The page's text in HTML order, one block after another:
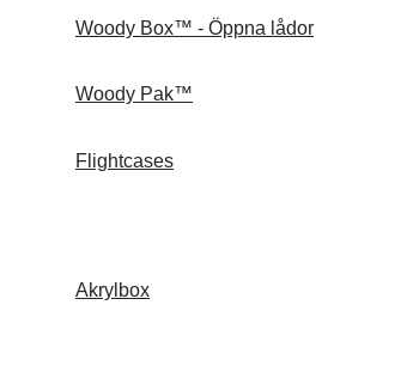
Woody Box™ - Öppna lådor
Woody Pak™
Flightcases
Akrylbox